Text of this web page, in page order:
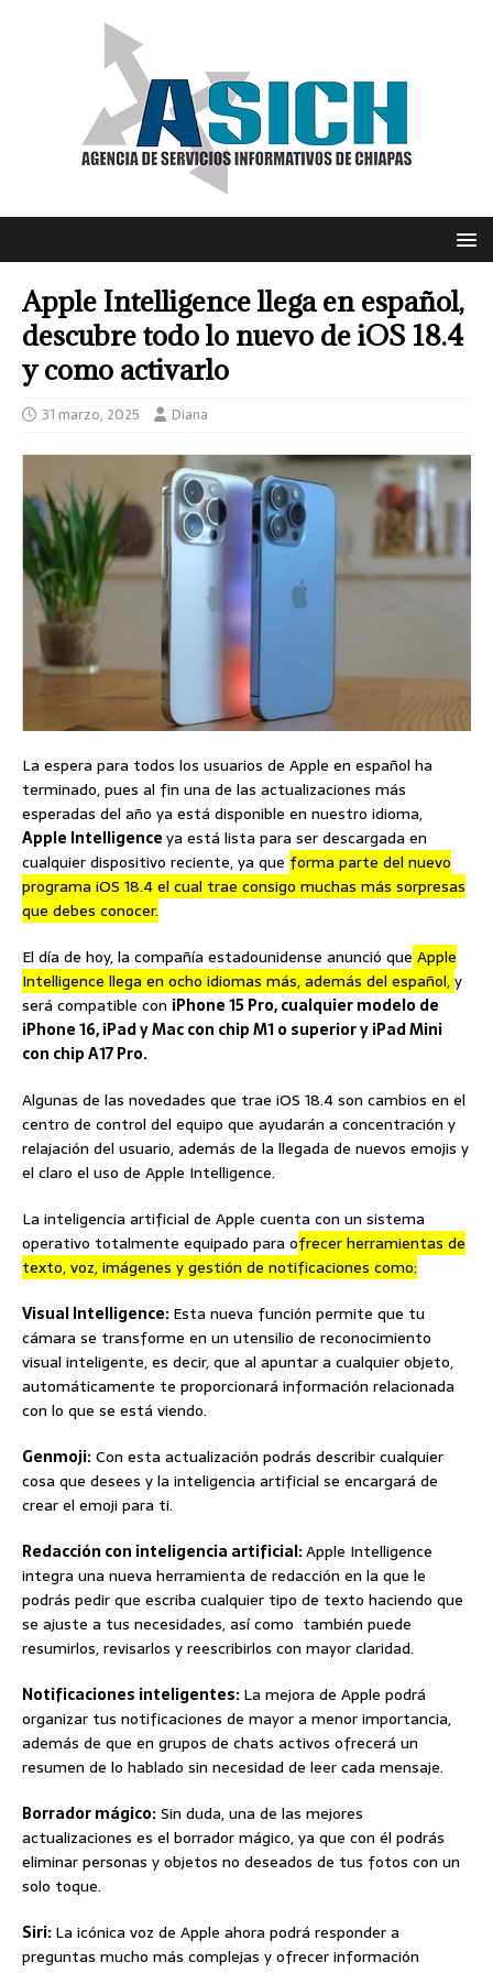
Apple Intelligence llega en español,
descubre todo lo nuevo de iOS 18.4
y como activarlo
31 marzo, 2025 Diana
La espera para todos los usuarios de Apple en español ha
terminado, pues al fin una de las actualizaciones más
esperadas del año ya está disponible en nuestro idioma,
Apple Intelligenceya está lista para ser descargada en
cualquier dispositivo reciente, ya que forma parte del nuevo
programa iOS 18.4 el cual trae consigo muchas más sorpresas
que debes conocer.
El día de hoy, la compañía estadounidense anunció que Apple
Intelligence llega en ocho idiomas más, además del español,y
será compatible con iPhone 15 Pro, cualquier modelo de
iPhone 16, iPad y Mac con chip M1 o superior y iPad Mini
con chip A17 Pro.
Algunas de las novedades que trae iOS 18.4 son cambios en el
centro de control del equipo que ayudarán a concentración y
relajación del usuario, además de la llegada de nuevos emojis y
el claro el uso de Apple Intelligence.
La inteligencia artificial de Apple cuenta con un sistema
operativo totalmente equipado para ofrecer herramientas de
texto, voz, imágenes y gestión de notificaciones como:
Visual Intelligence:Esta nueva función permite que tu
cámara se transforme en un utensilio de reconocimiento
visual inteligente, es decir, que al apuntar a cualquier objeto,
automáticamente te proporcionará información relacionada
con lo que se está viendo.
Genmoji:Con esta actualización podrás describir cualquier
cosa que desees y la inteligencia artificial se encargará de
crear el emoji para ti.
Redacción con inteligencia artificial:Apple Intelligence
integra una nueva herramienta de redacción en la que le
podrás pedir que escriba cualquier tipo de texto haciendo que
se ajuste a tus necesidades, así como también puede
resumirlos, revisarlos y reescribirlos con mayor claridad.
Notificaciones inteligentes:La mejora de Apple podrá
organizar tus notificaciones de mayor a menor importancia,
además de que en grupos de chats activos ofrecerá un
resumen de lo hablado sin necesidad de leer cada mensaje.
Borrador mágico:Sin duda, una de las mejores
actualizaciones es el borrador mágico, ya que con él podrás
eliminar personas y objetos no deseados de tus fotos con un
solo toque.
Siri:La icónica voz de Apple ahora podrá responder a
preguntas mucho más complejas y ofrecer información